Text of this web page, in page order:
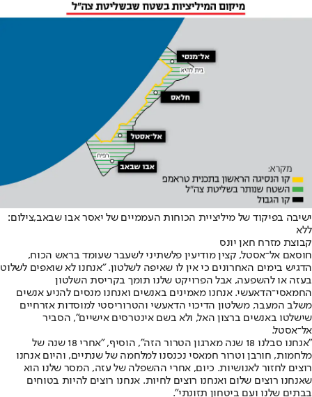
ישיבה בפיקוד של מיליציית הכוחות העממיים של יאסר אבו שבאב,צילום:
ללא
קבוצת מזרח חאן יונס
חוסאם אל־אסטל, קצין מודיעין פלשתיני לשעבר שעומד בראש הכוח,
הדגיש בימים האחרונים כי אין לו שאיפה לשלטון. "אנחנו לא שואפים לשלוט
בעזה או להשפעה, אבל הפרויקט שלנו תומך בקריסת השלטון
החמאסי־הדאעשי. אנחנו מאמינים באנשים ואנחנו מנסים להניע אנשים
משלב המעבר, משלטון הדיכוי הדאעשי והטרוריסטי למוסדות אזרחיים
שישלטו באנשים ברצון האל, ולא בשם אינטרסים אישיים", הסביר
אל־אסטל.
"אנחנו סבלנו 18 שנה מארגון הטרור הזה", הוסיף, "אחרי 18 שנה של
מלחמות, חורבן וטרור חמאסי נכנסנו למלחמה של שנתיים, והיום אנחנו
רוצים לחזור לאנושיות. כיום, אחרי ההשפלה של עזה, המסר שלנו הוא
שאנחנו רוצים שלום ואנחנו רוצים לחיות. אנחנו רוצים להיות בטוחים
בבתים שלנו ועם ביטחון תזונתי".